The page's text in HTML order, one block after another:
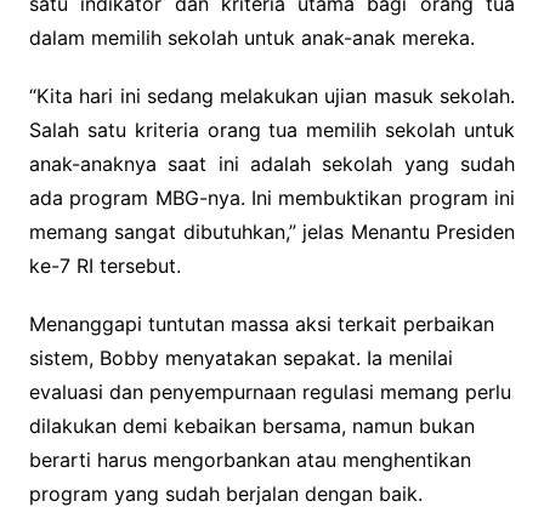
dalam memilih sekolah untuk anak-anak mereka.
“Kita hari ini sedang melakukan ujian masuk sekolah.
Salah satu kriteria orang tua memilih sekolah untuk
anak-anaknya saat ini adalah sekolah yang sudah
ada program MBG-nya. Ini membuktikan program ini
memang sangat dibutuhkan,” jelas Menantu Presiden
ke-7 RI tersebut.
Menanggapi tuntutan massa aksi terkait perbaikan
sistem, Bobby menyatakan sepakat. Ia menilai
evaluasi dan penyempurnaan regulasi memang perlu
dilakukan demi kebaikan bersama, namun bukan
berarti harus mengorbankan atau menghentikan
program yang sudah berjalan dengan baik.